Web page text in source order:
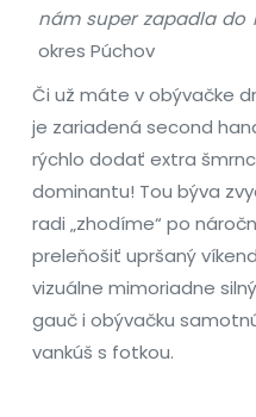
nám super zapadla do
okres Púchov
Či už máte v obývačke
je zariadená second
rýchlo dodať extra
dominantu! Tou býva
radi „zhodíme“ po
preleňošiť upršaný
vizuálne mimoriadne
gauč i obývačku
vankúš s fotkou.